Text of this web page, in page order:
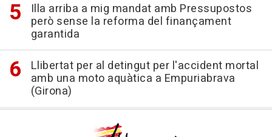
Illa arriba a mig mandat amb Pressupostos
però sense la reforma del finançament
garantida
Llibertat per al detingut per l'accident mortal
amb una moto aquàtica a Empuriabrava
(Girona)